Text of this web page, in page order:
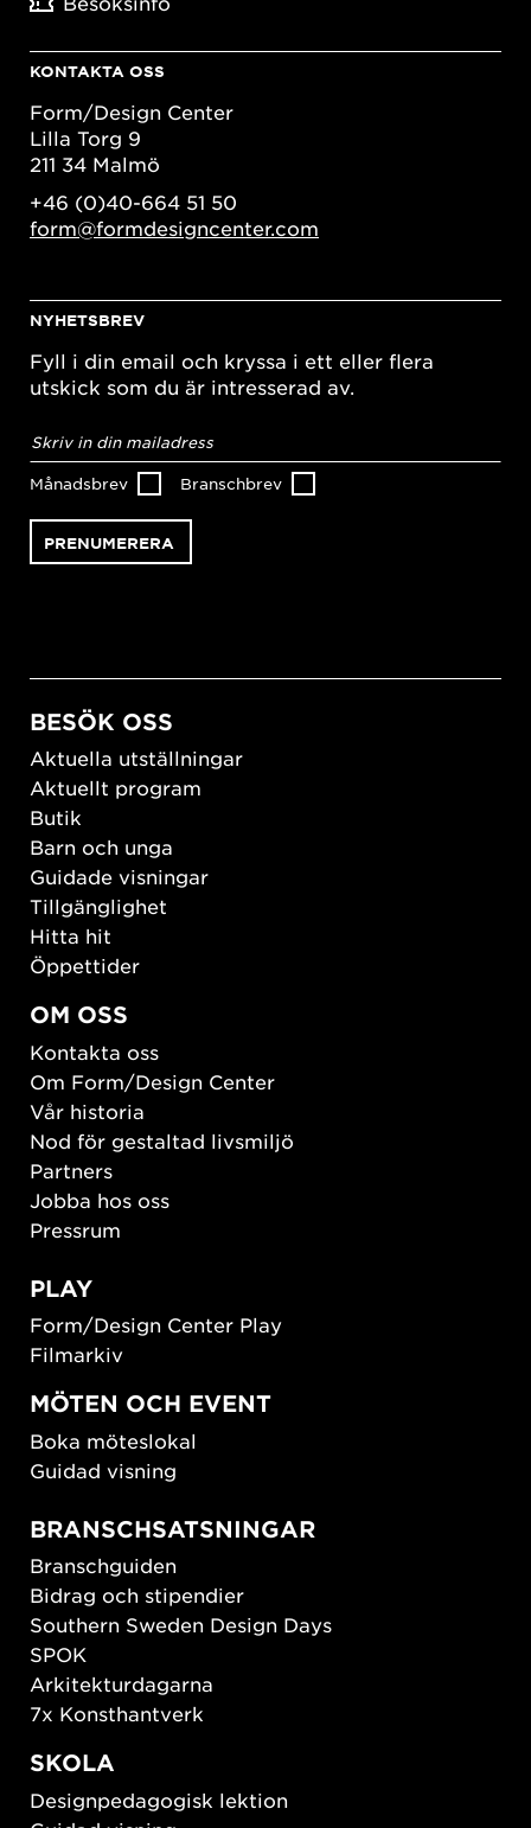
KONTAKTA OSS
Form/Design Center
Lilla Torg 9
211 34 Malmö
+46 (0)40-664 51 50
form@formdesigncenter.com
NYHETSBREV
Fyll i din email och kryssa i ett eller flera
utskick som du är intresserad av.
postadress*
Månadsbrev Branschbrev
BESÖK OSS
Aktuella utställningar
Aktuellt program
Butik
Barn och unga
Guidade visningar
Tillgänglighet
Hitta hit
Öppettider
OM OSS
Kontakta oss
Om Form/Design Center
Vår historia
Nod för gestaltad livsmiljö
Partners
Jobba hos oss
Pressrum
PLAY
Form/Design Center Play
Filmarkiv
MÖTEN OCH EVENT
Boka möteslokal
Guidad visning
BRANSCHSATSNINGAR
Branschguiden
Bidrag och stipendier
Southern Sweden Design Days
SPOK
Arkitekturdagarna
7x Konsthantverk
SKOLA
Designpedagogisk lektion